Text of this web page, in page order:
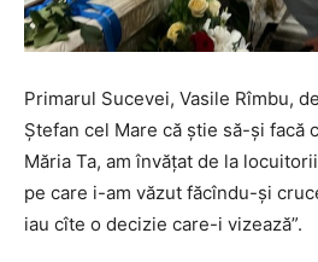
Primarul Sucevei, Vasile Rîmbu,
Ștefan cel Mare că știe să-și facă
Măria Ta, am învățat de la
pe care i-am văzut făcîndu-și
iau cîte o decizie care-i vizează”.